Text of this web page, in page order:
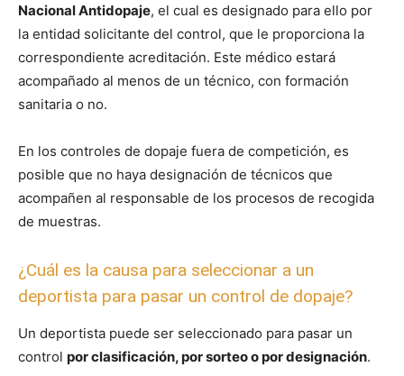
Nacional Antidopaje, el cual es designado para ello por
la entidad solicitante del control, que le proporciona la
correspondiente acreditación. Este médico estará
acompañado al menos de un técnico, con formación
sanitaria o no.
En los controles de dopaje fuera de competición, es
posible que no haya designación de técnicos que
acompañen al responsable de los procesos de recogida
de muestras.
¿Cuál es la causa para seleccionar a un
deportista para pasar un control de dopaje?
Un deportista puede ser seleccionado para pasar un
control por clasificación, por sorteo o por designación.